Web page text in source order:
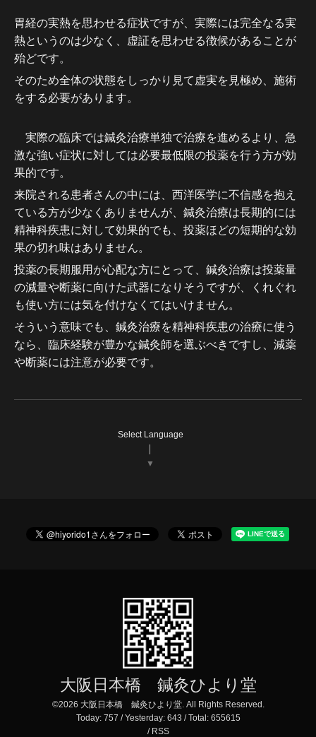
胃経の実熱を思わせる症状ですが、実際には完全なる実
熱というのは少なく、虚証を思わせる徴候があることが
殆どです。
そのため全体の状態をしっかり見て虚実を見極め、施術
をする必要があります。
実際の臨床では鍼灸治療単独で治療を進めるより、急
激な強い症状に対しては必要最低限の投薬を行う方が効
果的です。
来院される患者さんの中には、西洋医学に不信感を抱え
ている方が少なくありませんが、鍼灸治療は長期的には
精神科疾患に対して効果的でも、投薬ほどの短期的な効
果の切れ味はありません。
投薬の長期服用が心配な方にとって、鍼灸治療は投薬量
の減量や断薬に向けた武器になりそうですが、くれぐれ
も使い方には気を付けなくてはいけません。
そういう意味でも、鍼灸治療を精神科疾患の治療に使う
なら、臨床経験が豊かな鍼灸師を選ぶべきですし、減薬
や断薬には注意が必要です。
Select Language
▼
大阪日本橋 鍼灸ひより堂
©2026 大阪日本橋 鍼灸ひより堂. All Rights Reserved.
Today: 757 / Yesterday: 643 / Total: 655615
/ RSS